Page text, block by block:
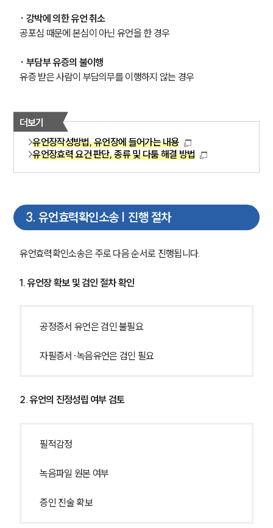
· 강박에 의한 유언 취소
공포심 때문에 본심이 아닌 유언을 한 경우
· 부담부 유증의 불이행
유증 받은 사람이 부담의무를 이행하지 않는 경우
더보기
유언장작성방법, 유언장에 들어가는 내용
유언장효력 요건 판단, 종류 및 다툼 해결 방법
3. 유언효력확인소송 | 진행 절차
유언효력확인소송은 주로 다음 순서로 진행됩니다.
1. 유언장 확보 및 검인 절차 확인
공정증서 유언은 검인 불필요
자필증서·녹음유언은 검인 필요
2. 유언의 진정성립 여부 검토
필적감정
녹음파일 원본 여부
증인 진술 확보